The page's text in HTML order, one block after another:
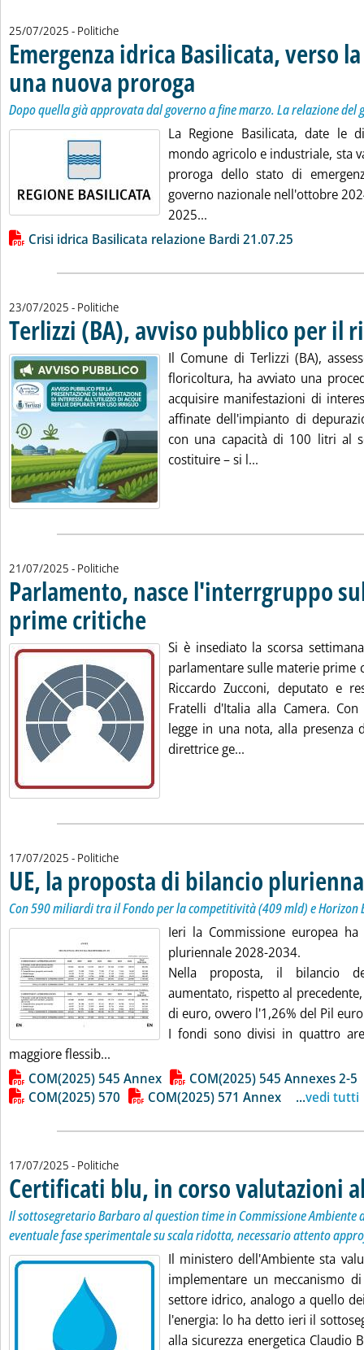
25/07/2025 - Politiche
Emergenza idrica Basilicata, verso
una nuova proroga
Dopo quella già approvata dal governo a fine marzo. La relazione del
La Regione Basilicata, date le
mondo agricolo e industriale, sta
proroga dello stato di
governo nazionale nell'ottobre
2025...
Lista allegati PDF alla notizia
Crisi idrica Basilicata relazione Bardi 21.07.25
23/07/2025 - Politiche
Terlizzi (BA), avviso pubblico per il
Il Comune di Terlizzi (BA),
floricoltura, ha avviato una
acquisire manifestazioni di
affinate dell'impianto di
con una capacità di 100 litri al
costituire – si l...
21/07/2025 - Politiche
Parlamento, nasce l'interrgruppo
prime critiche . Pubblicata lunedì 21 luglio 2025 alle 14.18.
Si è insediato la scorsa
parlamentare sulle materie prime
Riccardo Zucconi, deputato e
Fratelli d'Italia alla Camera.
legge in una nota, alla presenza
direttrice ge...
17/07/2025 - Politiche
UE, la proposta di bilancio
Con 590 miliardi tra il Fondo per la competitività (409 mld) e Horizon
Ieri la Commissione europea
pluriennale 2028-2034.
Nella proposta, il bilancio
aumentato, rispetto al
di euro, ovvero l'1,26% del Pil
I fondi sono divisi in quattro
maggiore flessib...
Lista allegati PDF alla notizia
COM(2025) 545 Annex
COM(2025) 545 Annexes 2-5
COM(2025) 570
COM(2025) 571 Annex ...vedi tutti
17/07/2025 - Politiche
Certificati blu, in corso valutazioni
Il sottosegretario Barbaro al question time in Commissione Ambiente
eventuale fase sperimentale su scala ridotta, necessario attento
Il ministero dell'Ambiente sta
implementare un meccanismo
settore idrico, analogo a quello
l'energia: lo ha detto ieri il
alla sicurezza energetica Claudio